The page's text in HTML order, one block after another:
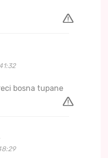
bosna tupane